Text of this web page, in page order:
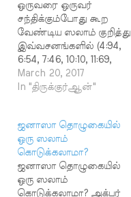
ஒருவரை ஒருவர்
சந்திக்கும்போது கூற
வேண்டிய ஸலாம் குறித்து
இவ்வசனங்களில் (4:94,
6:54, 7:46, 10:10, 11:69,
13:24, 14:23, 15:52, 16:32,
19:33, 19:47, 19:62, 24:27,
36:58, 37:79, 37:109,
37:120, 37:130, 37:181,
39:73, 43:89, 51:25, 56:26,
56:91, 97:5)
கூறப்படுகின்றன.
March 20, 2017
In "திருக்குர்ஆன்"
ஜனாஸா தொழுகையில்
ஒரு ஸலாம்
கொடுக்கலாமா?
ஜனாஸா தொழுகையில்
ஒரு ஸலாம்
கொடுக்கலாமா? அக்பர்